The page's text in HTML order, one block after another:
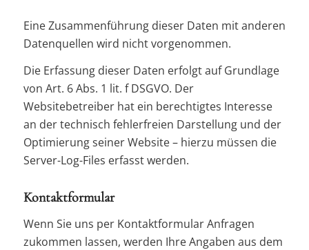
Eine Zusammenführung dieser Daten mit anderen
Datenquellen wird nicht vorgenommen.
Die Erfassung dieser Daten erfolgt auf Grundlage
von Art. 6 Abs. 1 lit. f DSGVO. Der
Websitebetreiber hat ein berechtigtes Interesse
an der technisch fehlerfreien Darstellung und der
Optimierung seiner Website – hierzu müssen die
Server-Log-Files erfasst werden.
Kontaktformular
Wenn Sie uns per Kontaktformular Anfragen
zukommen lassen, werden Ihre Angaben aus dem